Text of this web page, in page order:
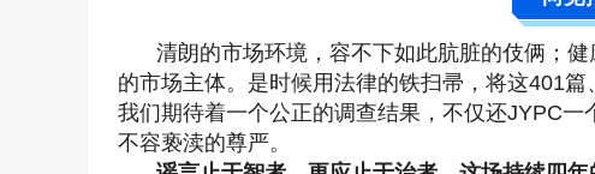
清朗的市场环境，容不下如此肮脏的伎俩；
的市场主体。是时候用法律的铁扫帚，将这401
我们期待着一个公正的调查结果，不仅还JYPC
不容亵渎的尊严。